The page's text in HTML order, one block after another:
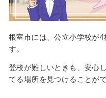
根室市には、公立小学校が
す。
登校が難しいときも、安心
てる場所を見つけることがで